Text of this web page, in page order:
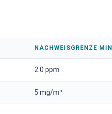
NACHWEISGRENZE MIN
2.0 ppm
5 mg/m³